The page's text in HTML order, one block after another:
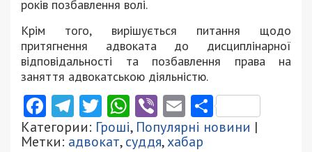
років позбавлення волі.
Крім того, вирішується питання щодо
притягнення адвоката до дисциплінарної
відповідальності та позбавлення права на
заняття адвокатською діяльністю.
Facebook
Telegram
Twitter
WhatsApp
ViberEmail
Категории: Гроші, Популярні новини |
Метки: адвокат,суддя,хабар